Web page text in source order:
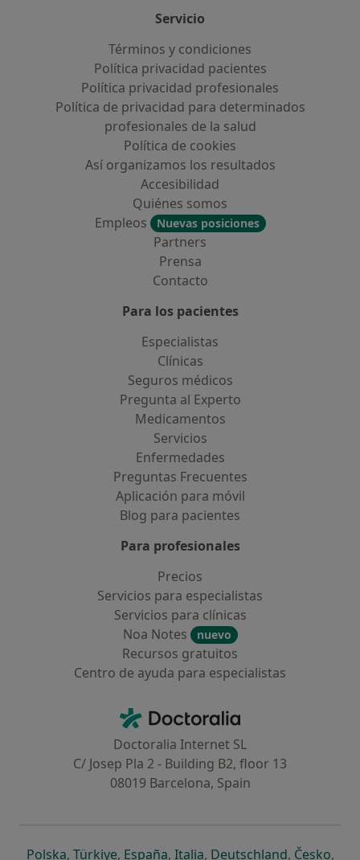
Servicio
Términos y condiciones
Política privacidad pacientes
Política privacidad profesionales
Política de privacidad para determinados
profesionales de la salud
Política de cookies
Así organizamos los resultados
Accesibilidad
Quiénes somos
Empleos
Nuevas posiciones
Partners
Prensa
Contacto
Para los pacientes
Especialistas
Clínicas
Seguros médicos
Pregunta al Experto
Medicamentos
Servicios
Enfermedades
Preguntas Frecuentes
Aplicación para móvil
Blog para pacientes
Para profesionales
Precios
Servicios para especialistas
Servicios para clínicas
Noa Notes
nuevo
Recursos gratuitos
Centro de ayuda para especialistas
Doctoralia - Página de inicio
Doctoralia Internet SL
C/ Josep Pla 2 - Building B2, floor 13
08019 Barcelona, Spain
Polskase abre en una nueva pestaña
, Türkiyese abre en una nueva pestaña
, Españase abre en una nueva pestaña
, Italiase abre en una nueva
, Deutschlandse abre en
, Českose
,